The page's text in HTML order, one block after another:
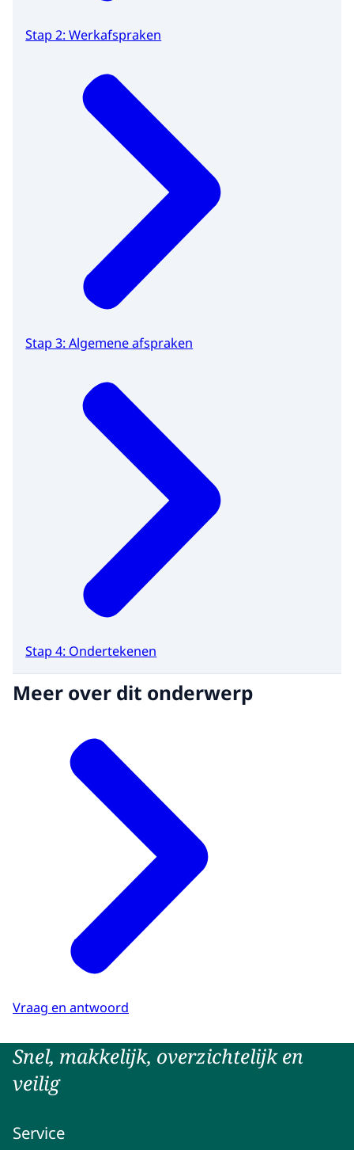
Stap 2: Werkafspraken
Stap 3: Algemene afspraken
Stap 4: Ondertekenen
Meer over dit onderwerp
Vraag en antwoord
Snel, makkelijk, overzichtelijk en
veilig
Service